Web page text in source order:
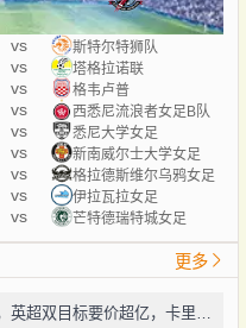
vs
斯特尔特狮队
vs
塔格拉诺联
vs
格韦卢普
vs
西悉尼流浪者女足B队
vs
悉尼大学女足
vs
新南威尔士大学女足
vs
格拉德斯维尔乌鸦女足
vs
伊拉瓦拉女足
vs 芒特德瑞特城女足
更多